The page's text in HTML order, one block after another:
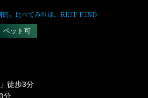
/礼 1.0ヶ月 /1.0ヶ月
仲介/FR 0ヶ月
き/入居 西/即入居可
理費 6,000円
/礼